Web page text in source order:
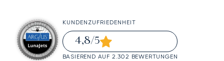
KUNDENZUFRIEDENHEIT
4,8/5
BASIEREND AUF 2.302 BEWERTUNGEN